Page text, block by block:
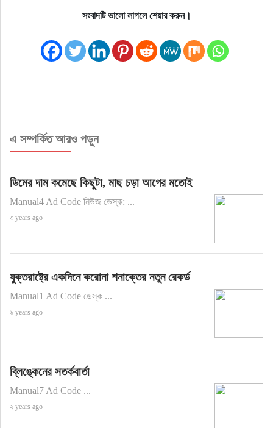
সংবাদটি ভালো লাগলে শেয়ার করুন।
এ সম্পর্কিত আরও পড়ুন
ডিমের দাম কমেছে কিছুটা, মাছ চড়া আগের মতোই
Manual4 Ad Code নিউজ ডেস্ক: ...
৩ years ago
যুক্তরাষ্ট্রে একদিনে করোনা শনাক্তের নতুন রেকর্ড
Manual1 Ad Code ডেস্ক ...
৬ years ago
ব্লিঙ্কেনের সতর্কবার্তা
Manual7 Ad Code ...
২ years ago